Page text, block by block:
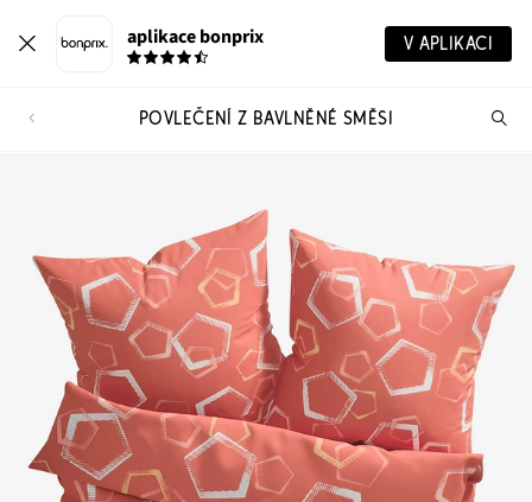
aplikace bonprix V APLIKACI
POVLEČENÍ Z BAVLNĚNÉ SMĚSI